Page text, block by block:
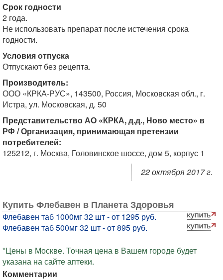
Срок годности
2 года.
Не использовать препарат после истечения срока
годности.
Условия отпуска
Отпускают без рецепта.
Производитель:
ООО «КРКА-РУС», 143500, Россия, Московская обл., г.
Истра, ул. Московская, д. 50
Представительство АО «КРКА, д.д., Ново место» в
РФ / Организация, принимающая претензии
потребителей:
125212, г. Москва, Головинское шоссе, дом 5, корпус 1
22 октября 2017 г.
Купить Флебавен в Планета Здоровья
Флебавен таб 1000мг 32 шт - от 1295 руб.
Флебавен таб 500мг 32 шт - от 895 руб.
*Цены в Москве. Точная цена в Вашем городе будет
указана на сайте аптеки.
Комментарии